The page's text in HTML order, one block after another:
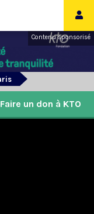
Contenu sponsorisé
Faire un don à KTO